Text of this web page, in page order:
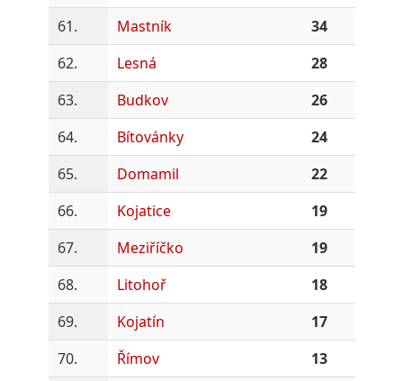
61.
Mastník
34
62.
Lesná
28
63.
Budkov
26
64.
Bítovánky
24
65.
Domamil
22
66.
Kojatice
19
67.
Meziříčko
19
68.
Litohoř
18
69.
Kojatín
17
70.
Římov 13